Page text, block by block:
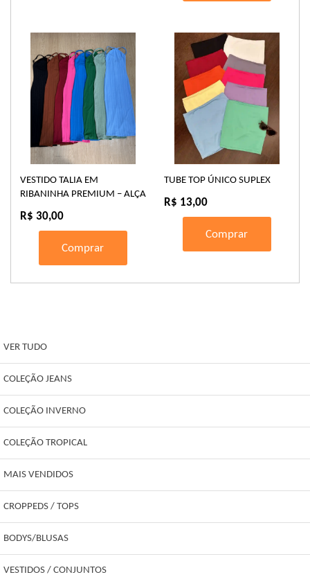
VESTIDO TALIA EM
RIBANINHA PREMIUM – ALÇA
R$ 30,00
Comprar
TUBE TOP ÚNICO SUPLEX
R$ 13,00
Comprar
VER TUDO
COLEÇÃO JEANS
COLEÇÃO INVERNO
COLEÇÃO TROPICAL
MAIS VENDIDOS
CROPPEDS / TOPS
BODYS/BLUSAS
VESTIDOS / CONJUNTOS